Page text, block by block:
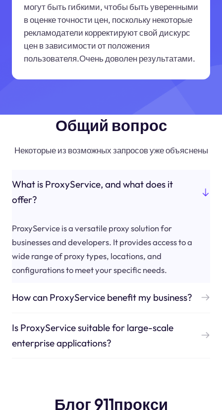
могут быть гибкими, чтобы быть уверенными
в оценке точности цен, поскольку некоторые
рекламодатели корректируют свой дискурс
цен в зависимости от положения
пользователя.Очень доволен результатами.
Общий вопрос
Некоторые из возможных запросов уже объяснены
What is ProxyService, and what does it
offer?
ProxyService is a versatile proxy solution for
businesses and developers. It provides access to a
wide range of proxy types, locations, and
configurations to meet your specific needs.
How can ProxyService benefit my business?
Is ProxyService suitable for large-scale
enterprise applications?
Блог 911прокси